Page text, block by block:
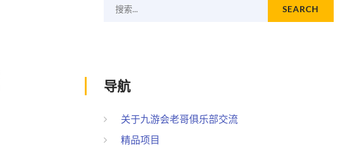
搜索... SEARCH
导航
关于九游会老哥俱乐部交流
精品项目